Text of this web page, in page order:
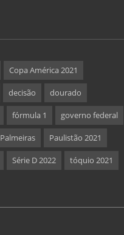
Copa América 2021
decisão dourado
fórmula 1 governo federal
Palmeiras Paulistão 2021
Série D 2022 tóquio 2021